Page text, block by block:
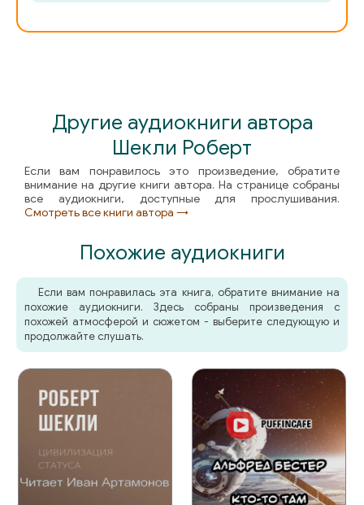
Другие аудиокниги автора
Шекли Роберт
Если вам понравилось это произведение, обратите
внимание на другие книги автора. На странице собраны
все аудиокниги, доступные для прослушивания.
Смотреть все книги автора →
Похожие аудиокниги
Если вам понравилась эта книга, обратите внимание на
похожие аудиокниги. Здесь собраны произведения с
похожей атмосферой и сюжетом - выберите следующую и
продолжайте слушать.